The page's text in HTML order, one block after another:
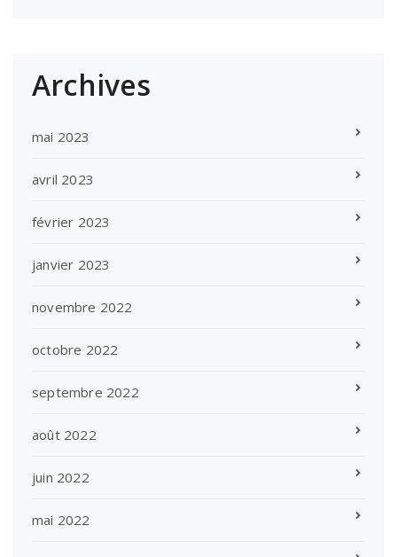
Archives
mai 2023
avril 2023
février 2023
janvier 2023
novembre 2022
octobre 2022
septembre 2022
août 2022
juin 2022
mai 2022